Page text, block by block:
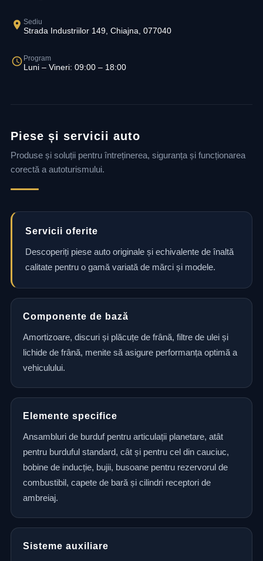
Sediu
Strada Industriilor 149, Chiajna, 077040
Program
Luni – Vineri: 09:00 – 18:00
Piese și servicii auto
Produse și soluții pentru întreținerea, siguranța și funcționarea
corectă a autoturismului.
Servicii oferite
Descoperiți piese auto originale și echivalente de înaltă
calitate pentru o gamă variată de mărci și modele.
Componente de bază
Amortizoare, discuri și plăcuțe de frână, filtre de ulei și
lichide de frână, menite să asigure performanța optimă a
vehiculului.
Elemente specifice
Ansambluri de burduf pentru articulații planetare, atât
pentru burduful standard, cât și pentru cel din cauciuc,
bobine de inducție, bujii, busoane pentru rezervorul de
combustibil, capete de bară și cilindri receptori de
ambreiaj.
Sisteme auxiliare